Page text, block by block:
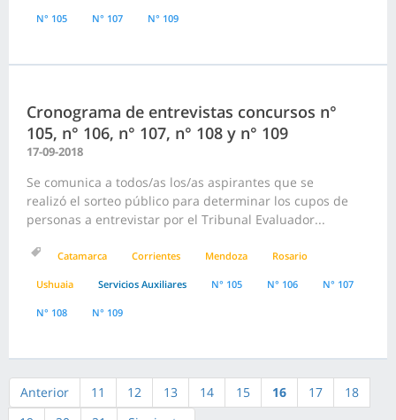
N° 105 N° 107 N° 109
Cronograma de entrevistas concursos n°
105, n° 106, n° 107, n° 108 y n° 109
17-09-2018
Se comunica a todos/as los/as aspirantes que se
realizó el sorteo público para determinar los cupos de
personas a entrevistar por el Tribunal Evaluador...
Catamarca Corrientes Mendoza Rosario
Ushuaia Servicios Auxiliares N° 105 N° 106 N° 107
N° 108 N° 109
Anterior 11 12 13 14 15 16 17
18